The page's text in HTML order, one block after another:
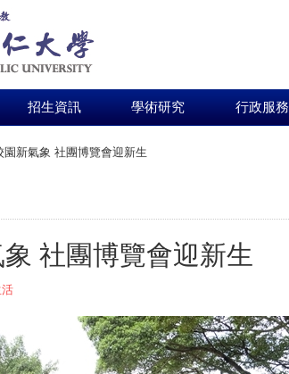
招生資訊 學術研究 行政服務
園新氣象 社團博覽會迎新生
社團博覽會迎新生